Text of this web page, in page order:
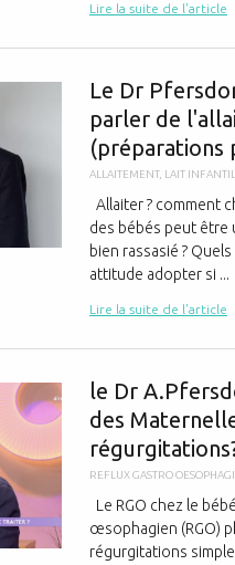
Lire la suite de l'article
Le Dr
parler de
(préparations
ALLAITEMENT, LAIT
Allaiter ? comment
des bébés peut être
bien rassasié ?
attitude adopter si ...
Lire la suite de l'article
le Dr
des
REFLUX GASTRO
Le RGO chez le
œsophagien (RGO)
régurgitations